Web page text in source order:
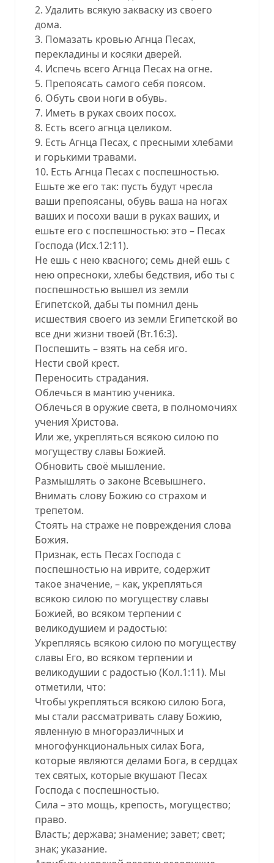
2. Удалить всякую закваску из своего
дома.
3. Помазать кровью Агнца Песах,
перекладины и косяки дверей.
4. Испечь всего Агнца Песах на огне.
5. Препоясать самого себя поясом.
6. Обуть свои ноги в обувь.
7. Иметь в руках своих посох.
8. Есть всего агнца целиком.
9. Есть Агнца Песах, с пресными хлебами
и горькими травами.
10. Есть Агнца Песах с поспешностью.
Ешьте же его так: пусть будут чресла
ваши препоясаны, обувь ваша на ногах
ваших и посохи ваши в руках ваших, и
ешьте его с поспешностью: это – Песах
Господа (Исх.12:11).
Не ешь с нею квасного; семь дней ешь с
нею опресноки, хлебы бедствия, ибо ты с
поспешностью вышел из земли
Египетской, дабы ты помнил день
исшествия своего из земли Египетской во
все дни жизни твоей (Вт.16:3).
Поспешить – взять на себя иго.
Нести свой крест.
Переносить страдания.
Облечься в мантию ученика.
Облечься в оружие света, в полномочиях
учения Христова.
Или же, укрепляться всякою силою по
могуществу славы Божией.
Обновить своё мышление.
Размышлять о законе Всевышнего.
Внимать слову Божию со страхом и
трепетом.
Стоять на страже не повреждения слова
Божия.
Признак, есть Песах Господа с
поспешностью на иврите, содержит
такое значение, – как, укрепляться
всякою силою по могуществу славы
Божией, во всяком терпении с
великодушием и радостью:
Укрепляясь всякою силою по могуществу
славы Его, во всяком терпении и
великодушии с радостью (Кол.1:11). Мы
отметили, что:
Чтобы укрепляться всякою силою Бога,
мы стали рассматривать славу Божию,
явленную в многоразличных и
многофункциональных силах Бога,
которые являются делами Бога, в сердцах
тех святых, которые вкушают Песах
Господа с поспешностью.
Сила – это мощь, крепость, могущество;
право.
Власть; держава; знамение; завет; свет;
знак; указание.